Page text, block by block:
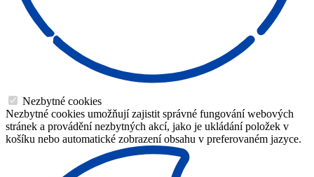
Nezbytné cookies
Nezbytné cookies umožňují zajistit správné fungování webových
stránek a provádění nezbytných akcí, jako je ukládání položek v
košíku nebo automatické zobrazení obsahu v preferovaném jazyce.